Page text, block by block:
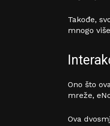
Takođe,
mnogo
Ono što
mreže,
Ova